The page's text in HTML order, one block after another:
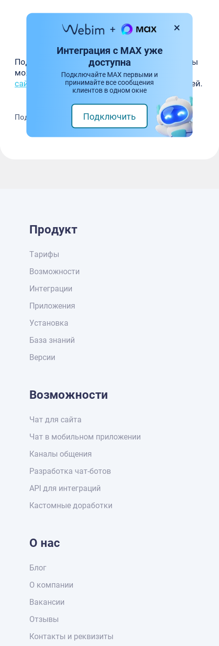
Подробнее об истории развития платформ вы
можете узнать в нашей подборкеэволюции
сайтов
с момента их появления до наших дней.
Поделиться:
Продукт
Тарифы
Возможности
Интеграции
Приложения
Установка
База знаний
Версии
Возможности
Чат для сайта
Чат в мобильном приложении
Каналы общения
Разработка чат-ботов
API для интеграций
Кастомные доработки
О нас
Блог
О компании
Вакансии
Отзывы
Контакты и реквизиты
Интеграция с MAX уже
доступна
Подключайте MAX первыми и
принимайте все сообщения
клиентов в одном окне
Подключить